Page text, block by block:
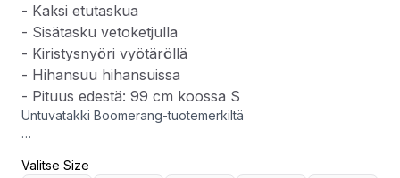
- Kaksi etutaskua
- Sisätasku vetoketjulla
- Kiristysnyöri vyötäröllä
- Hihansuu hihansuissa
- Pituus edestä: 99 cm koossa S
Untuvatakki Boomerang-tuotemerkiltä
- Kaksisuuntainen vetoketju edessä napeilla
Valitse Size